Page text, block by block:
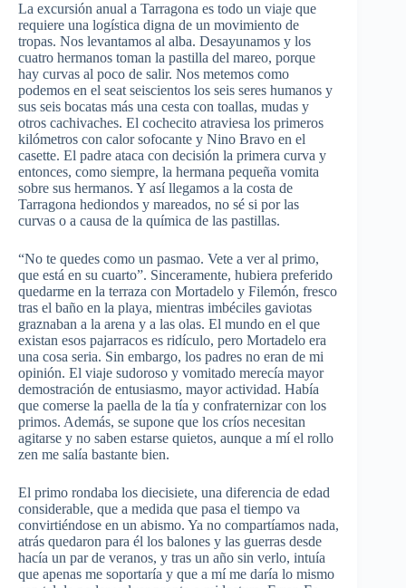
La excursión anual a Tarragona es todo un viaje que
requiere una logística digna de un movimiento de
tropas. Nos levantamos al alba. Desayunamos y los
cuatro hermanos toman la pastilla del mareo, porque
hay curvas al poco de salir. Nos metemos como
podemos en el seat seiscientos los seis seres humanos y
sus seis bocatas más una cesta con toallas, mudas y
otros cachivaches. El cochecito atraviesa los primeros
kilómetros con calor sofocante y Nino Bravo en el
casette. El padre ataca con decisión la primera curva y
entonces, como siempre, la hermana pequeña vomita
sobre sus hermanos. Y así llegamos a la costa de
Tarragona hediondos y mareados, no sé si por las
curvas o a causa de la química de las pastillas.
“No te quedes como un pasmao. Vete a ver al primo,
que está en su cuarto”. Sinceramente, hubiera preferido
quedarme en la terraza con Mortadelo y Filemón, fresco
tras el baño en la playa, mientras imbéciles gaviotas
graznaban a la arena y a las olas. El mundo en el que
existan esos pajarracos es ridículo, pero Mortadelo era
una cosa seria. Sin embargo, los padres no eran de mi
opinión. El viaje sudoroso y vomitado merecía mayor
demostración de entusiasmo, mayor actividad. Había
que comerse la paella de la tía y confraternizar con los
primos. Además, se supone que los críos necesitan
agitarse y no saben estarse quietos, aunque a mí el rollo
zen me salía bastante bien.
El primo rondaba los diecisiete, una diferencia de edad
considerable, que a medida que pasa el tiempo va
convirtiéndose en un abismo. Ya no compartíamos nada,
atrás quedaron para él los balones y las guerras desde
hacía un par de veranos, y tras un año sin verlo, intuía
que apenas me soportaría y que a mí me daría lo mismo